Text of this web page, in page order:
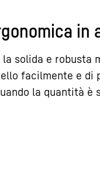
in
solida e robusta
facilmente e di
la quantità è